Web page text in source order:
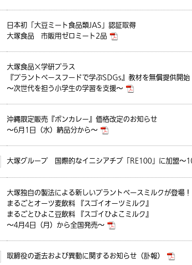
日本初「大豆ミート食品類JAS」認証取得
大塚食品 市販用ゼロミート2品
大塚食品×学研プラス
『プラントベースフードで学ぶSDGs』教材を無償提供開始
～次世代を担う小学生の学習を支援～
沖縄限定販売『ボンカレー』価格改定のお知らせ
～6月1日（水）納品分から～
大塚グループ 国際的なイニシアチブ「RE100」に加盟～
大塚独自の製法による新しいプラントベースミルクが登場！
まるごとオーツ麦飲料 『スゴイオーツミルク』
まるごとひよこ豆飲料 『スゴイひよこミルク』
～4月4日（月）から全国発売～
取締役の逝去および異動に関するお知らせ（訃報）